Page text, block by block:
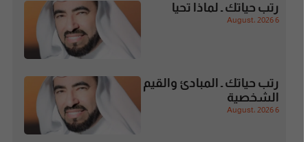
رتب حياتك ـ لماذا تحيا
6 August، 2026
رتب حياتك ـ المبادئ والقيم
الشخصية
6 August، 2026